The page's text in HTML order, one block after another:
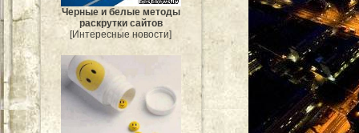
Черные и белые методы
раскрутки сайтов
[Интересные новости]